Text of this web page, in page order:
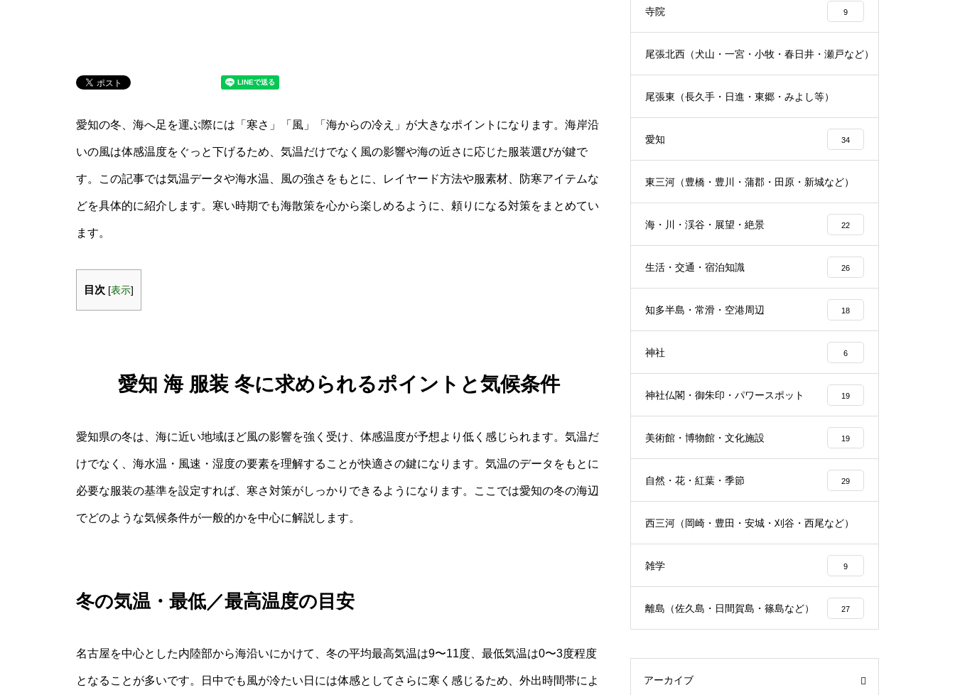
愛知の冬、海へ足を運ぶ際には「寒さ」「風」「海からの冷え」が大きなポイントになります。海岸沿
いの風は体感温度をぐっと下げるため、気温だけでなく風の影響や海の近さに応じた服装選びが鍵で
す。この記事では気温データや海水温、風の強さをもとに、レイヤード方法や服素材、防寒アイテムな
どを具体的に紹介します。寒い時期でも海散策を心から楽しめるように、頼りになる対策をまとめてい
ます。
目次 [表示]
愛知 海 服装 冬に求められるポイントと気候条件
愛知県の冬は、海に近い地域ほど風の影響を強く受け、体感温度が予想より低く感じられます。気温だ
けでなく、海水温・風速・湿度の要素を理解することが快適さの鍵になります。気温のデータをもとに
必要な服装の基準を設定すれば、寒さ対策がしっかりできるようになります。ここでは愛知の冬の海辺
でどのような気候条件が一般的かを中心に解説します。
冬の気温・最低／最高温度の目安
名古屋を中心とした内陸部から海沿いにかけて、冬の平均最高気温は9〜11度、最低気温は0〜3度程度
となることが多いです。日中でも風が冷たい日には体感としてさらに寒く感じるため、外出時間帯によ
寺院 9
尾張北西（犬山・一宮・小牧・春日井・瀬戸など）
尾張東（長久手・日進・東郷・みよし等）
愛知 34
東三河（豊橋・豊川・蒲郡・田原・新城など）
海・川・渓谷・展望・絶景 22
生活・交通・宿泊知識 26
知多半島・常滑・空港周辺 18
神社 6
神社仏閣・御朱印・パワースポット 19
美術館・博物館・文化施設 19
自然・花・紅葉・季節 29
西三河（岡崎・豊田・安城・刈谷・西尾など）
雑学 9
離島（佐久島・日間賀島・篠島など） 27
アーカイブ